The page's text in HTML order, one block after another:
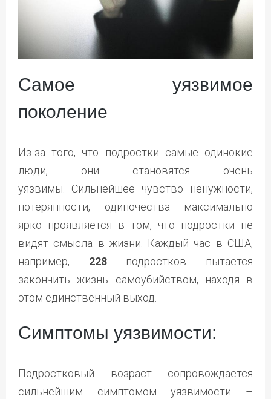
Самое уязвимое
поколение
Из-за того, что подростки самые одинокие
люди, они становятся очень
уязвимы. Сильнейшее чувство ненужности,
потерянности, одиночества максимально
ярко проявляется в том, что подростки не
видят смысла в жизни. Каждый час в США,
например, 228подростков пытается
закончить жизнь самоубийством, находя в
этом единственный выход.
Симптомы уязвимости:
Подростковый возраст сопровождается
сильнейшим симптомом уязвимости –